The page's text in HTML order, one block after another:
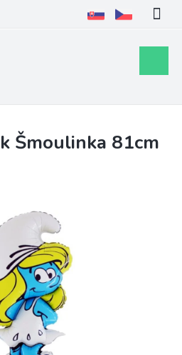
košík
Šmoulinka 81cm